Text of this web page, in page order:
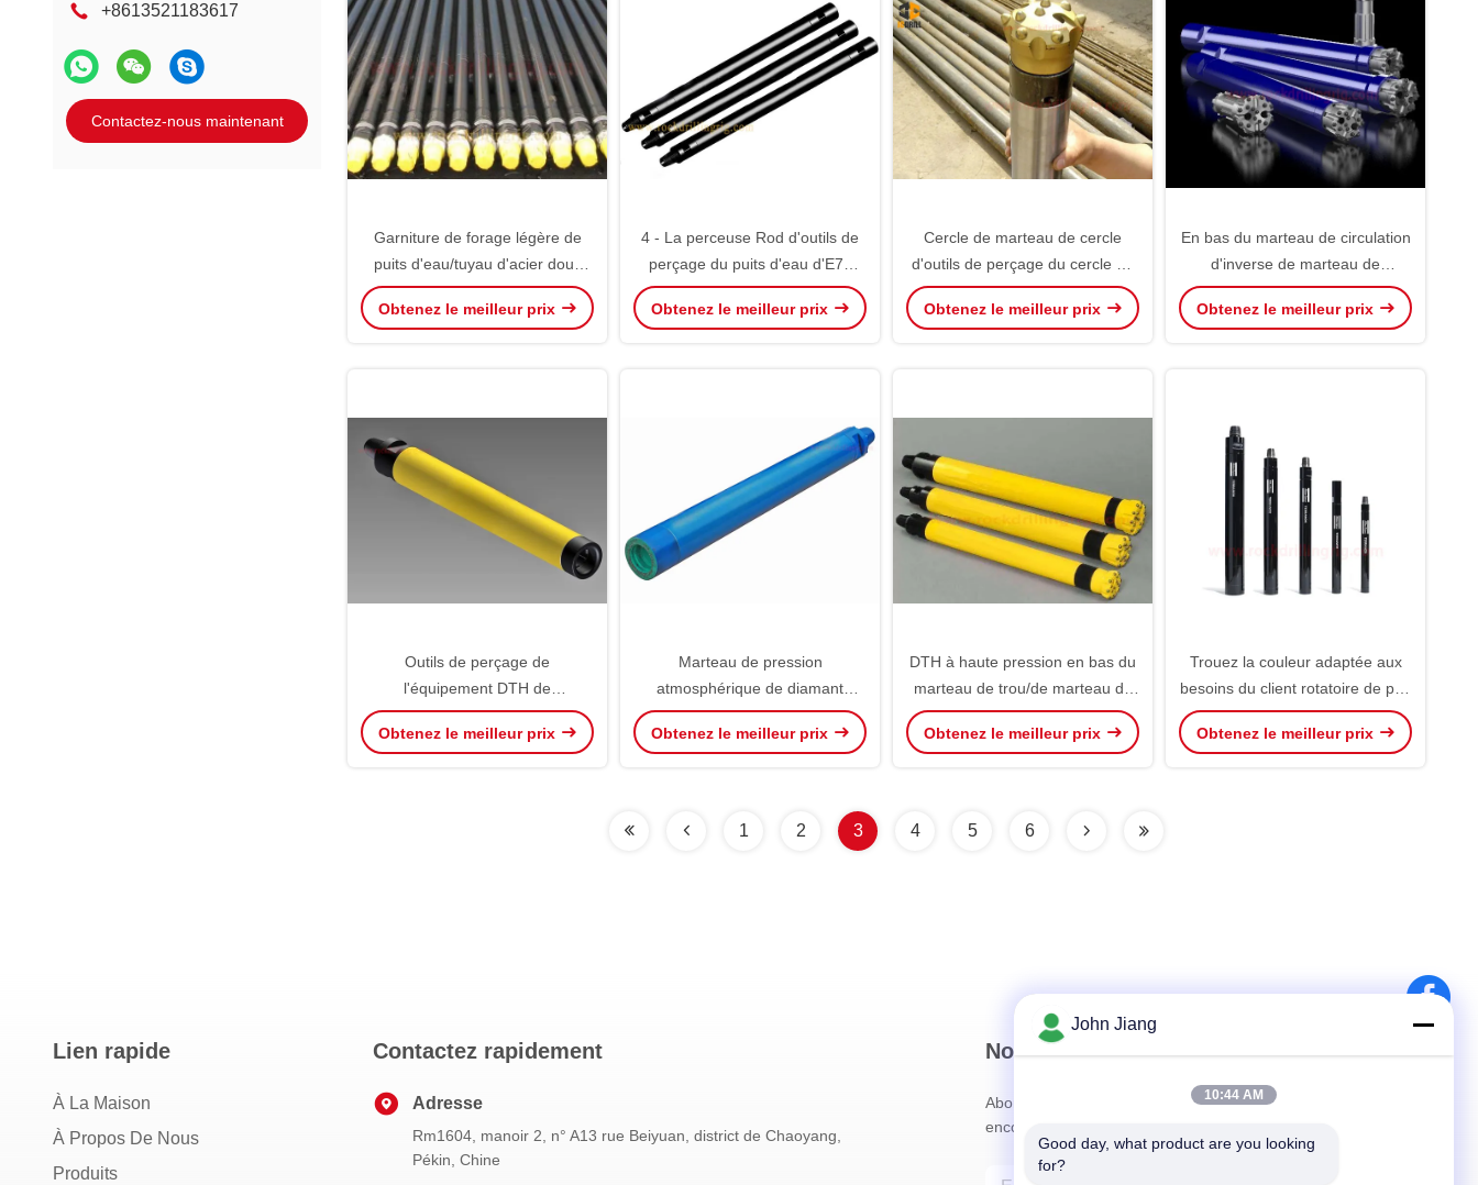
+8613521183617
Contactez-nous maintenant
Garniture de forage légère de
puits d'eau/tuyau d'acier doux
ISO9001 carbone de soudure
Obtenez le meilleur prix
4 - La perceuse Rod d'outils de
perçage du puits d'eau d'E75
S135 de 1/2 » DTH avec
NC31/NC35/NC38 joint
Obtenez le meilleur prix
Cercle de marteau de cercle
d'outils de perçage du cercle 90
DTH en bas de la couleur
adaptée aux besoins du client
Obtenez le meilleur prix
En bas du marteau de circulation
d'inverse de marteau de
perceuse des outils de perçage
du trou DTH RC
Obtenez le meilleur prix
Outils de perçage de
l'équipement DTH de
forage/ancrant le rendement
élevé d'outils de perçage
Obtenez le meilleur prix
Marteau de pression
atmosphérique de diamant
superbe de JCDRILL haut 4
pouces pour le trou Drlling de
Obtenez le meilleur prix
DTH à haute pression en bas du
marteau de trou/de marteau de
Dth pour la construction de
extraction
Obtenez le meilleur prix
Trouez la couleur adaptée aux
besoins du client rotatoire de peu
de perceuse de la perceuse de
marteau de pile de Drlling/DTH
Obtenez le meilleur prix
1 2 3 4 5 6
Lien rapide
À La Maison
À Propos De Nous
Produits
Contactez rapidement
Adresse
Rm1604, manoir 2, n° A13 rue Beiyuan, district de Chaoyang,
Pékin, Chine
Notre newsletter
Abonnez-vous à notre newsletter pour des réductions et plus
encore.
John Jiang
10:44 AM
Good day, what product are you looking
for?